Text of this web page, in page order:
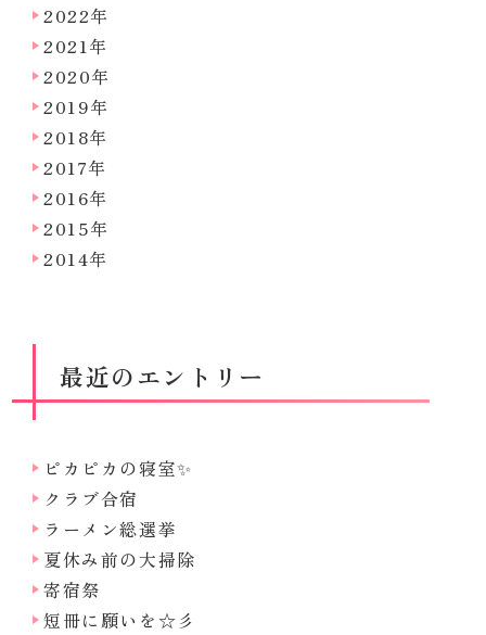
2022年
2021年
2020年
2019年
2018年
2017年
2016年
2015年
2014年
最近のエントリー
ピカピカの寝室✨
クラブ合宿
ラーメン総選挙
夏休み前の大掃除
寄宿祭
短冊に願いを☆彡